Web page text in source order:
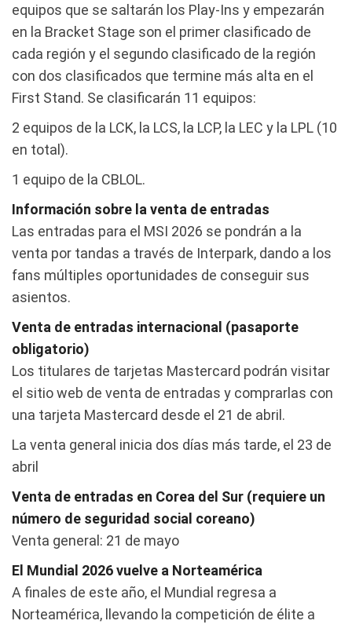
equipos que se saltarán los Play-Ins y empezarán
en la Bracket Stage son el primer clasificado de
cada región y el segundo clasificado de la región
con dos clasificados que termine más alta en el
First Stand. Se clasificarán 11 equipos:
2 equipos de la LCK, la LCS, la LCP, la LEC y la LPL (10
en total).
1 equipo de la CBLOL.
Información sobre la venta de entradas
Las entradas para el MSI 2026 se pondrán a la
venta por tandas a través de Interpark, dando a los
fans múltiples oportunidades de conseguir sus
asientos.
Venta de entradas internacional (pasaporte
obligatorio)
Los titulares de tarjetas Mastercard podrán visitar
el sitio web de venta de entradas y comprarlas con
una tarjeta Mastercard desde el 21 de abril.
La venta general inicia dos días más tarde, el 23 de
abril
Venta de entradas en Corea del Sur (requiere un
número de seguridad social coreano)
Venta general: 21 de mayo
El Mundial 2026 vuelve a Norteamérica
A finales de este año, el Mundial regresa a
Norteamérica, llevando la competición de élite a